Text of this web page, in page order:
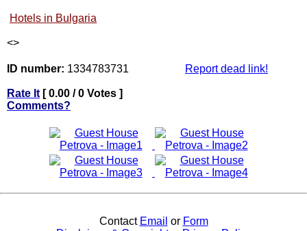
Hotels in Bulgaria
<>
ID number: 1334783731
Rate It [ 0.00 / 0 Votes ]
Comments?
Report dead link!
Contact Email or Form